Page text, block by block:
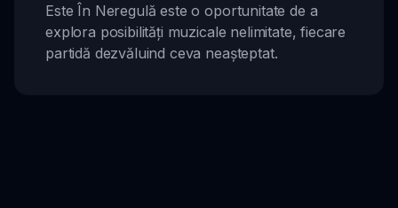
Este În Neregulă este o oportunitate de a
explora posibilități muzicale nelimitate, fiecare
partidă dezvăluind ceva neașteptat.